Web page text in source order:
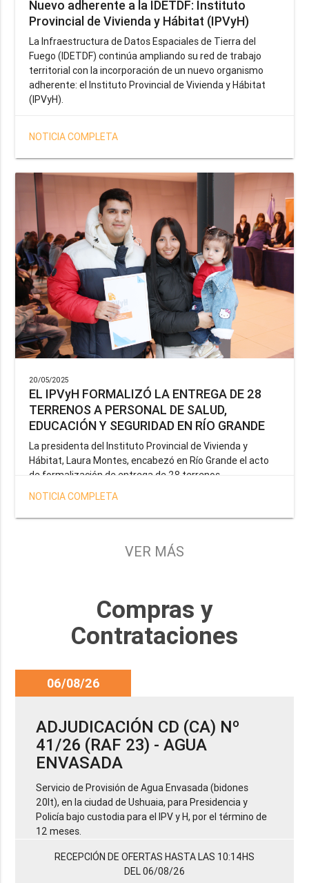
Nuevo adherente a la IDETDF: Instituto
Provincial de Vivienda y Hábitat (IPVyH)
La Infraestructura de Datos Espaciales de Tierra del
Fuego (IDETDF) continúa ampliando su red de trabajo
territorial con la incorporación de un nuevo organismo
adherente: el Instituto Provincial de Vivienda y Hábitat
(IPVyH).
NOTICIA COMPLETA
20/05/2025
EL IPVyH FORMALIZÓ LA ENTREGA DE 28
TERRENOS A PERSONAL DE SALUD,
EDUCACIÓN Y SEGURIDAD EN RÍO GRANDE
La presidenta del Instituto Provincial de Vivienda y
Hábitat, Laura Montes, encabezó en Río Grande el acto
de formalización de entrega de 28 terrenos
correspondientes a la operatoria especial anunciada por
el Gobernador Gustavo Melella, la cual tiene como
objetivo brindar una solución habitacional a docentes,
Provincia y del Servicio Penitenciario.
NOTICIA COMPLETA
VER MÁS
Compras y
Contrataciones
06/08/26
ADJUDICACIÓN CD (CA) Nº
41/26 (RAF 23) - AGUA
ENVASADA
Servicio de Provisión de Agua Envasada (bidones
20lt), en la ciudad de Ushuaia, para Presidencia y
Policía bajo custodia para el IPV y H, por el término de
12 meses.
RECEPCIÓN DE OFERTAS HASTA LAS 10:14HS
DEL 06/08/26